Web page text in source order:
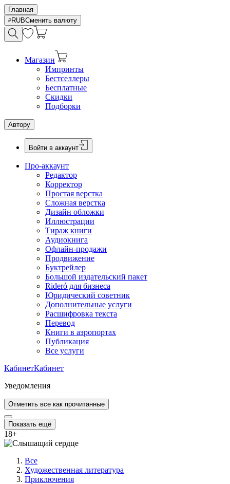
Главная
RUBСменить валюту
Магазин
Импринты
Бестселлеры
Бесплатные
Скидки
Подборки
Автору
Войти в аккаунт
Про-аккаунт
Редактор
Корректор
Простая верстка
Сложная верстка
Дизайн обложки
Иллюстрации
Тираж книги
Аудиокнига
Офлайн-продажи
Продвижение
Буктрейлер
Большой издательский пакет
Rideró для бизнеса
Юридический советник
Дополнительные услуги
Расшифровка текста
Перевод
Книги в аэропортах
Публикация
Все услуги
КабинетКабинет
Уведомления
Отметить все как прочитанные
Показать ещё
18+
Все
Художественная литература
Приключения